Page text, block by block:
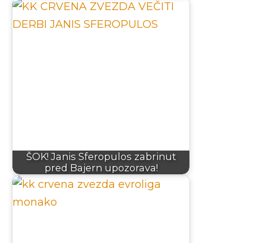
ŠOK! Janis Sferopulos zabrinut
pred Bajern upozorava!